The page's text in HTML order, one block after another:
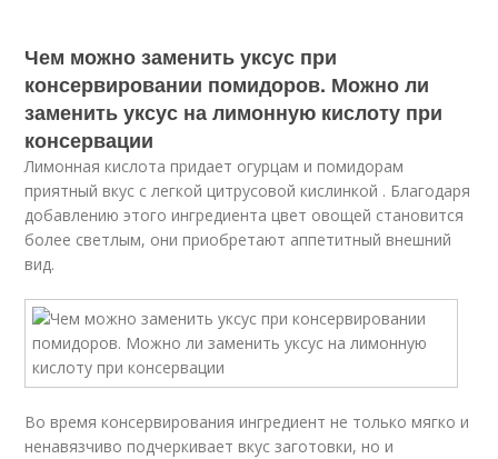
Чем можно заменить уксус при
консервировании помидоров. Можно ли
заменить уксус на лимонную кислоту при
консервации
Лимонная кислота придает огурцам и помидорам
приятный вкус с легкой цитрусовой кислинкой . Благодаря
добавлению этого ингредиента цвет овощей становится
более светлым, они приобретают аппетитный внешний
вид.
Во время консервирования ингредиент не только мягко и
ненавязчиво подчеркивает вкус заготовки, но и